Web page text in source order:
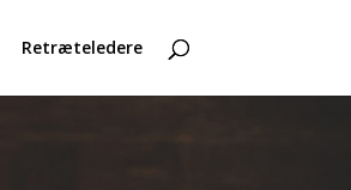
Retræteledere